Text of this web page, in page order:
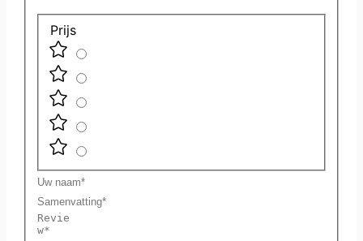
Prijs
Uw
naam
Samenvatting
Review